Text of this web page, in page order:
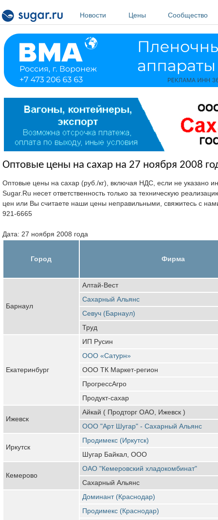
Новости
Цены Сообщество
Оптовые цены на сахар на 27 ноября 2008
Оптовые цены на сахар (руб./кг), включая НДС, если не указано
Sugar.Ru несет ответственность только за техническую
цен или Вы считаете наши цены неправильными, свяжитесь с
921-6665
Дата: 27 ноября 2008 года
Город Фирма
Барнаул
Алтай-Вест
Сахарный Альянс
Севуч (Барнаул)
Труд
Екатеринбург
ИП Русин
ООО «Сатурн»
ООО ТК Маркет-регион
ПрогрессАгро
Продукт-сахар
Ижевск
Айкай ( Продторг ОАО, Ижевск )
ООО "Арт Шугар" - Сахарный Альянс
Иркутск
Продимекс (Иркутск)
Шугар Байкал, ООО
Кемерово
ОАО "Кемеровский хладокомбинат"
Сахарный Альянс
Доминант (Краснодар)
Продимекс (Краснодар)